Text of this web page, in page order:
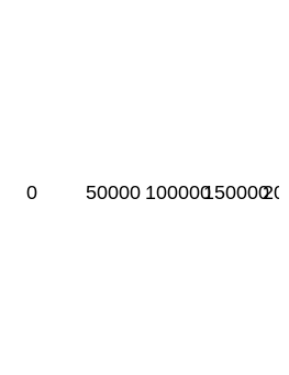
0 50000 100000150000